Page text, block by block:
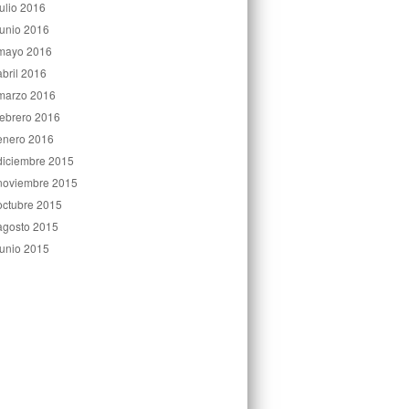
2016
2016
2016
2016
2016
2016
2016
2015
2015
2015
2015
2015